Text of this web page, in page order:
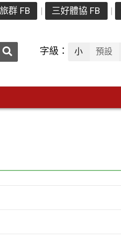
群 FB 三好體協 FB
送出 字級： 小 預設